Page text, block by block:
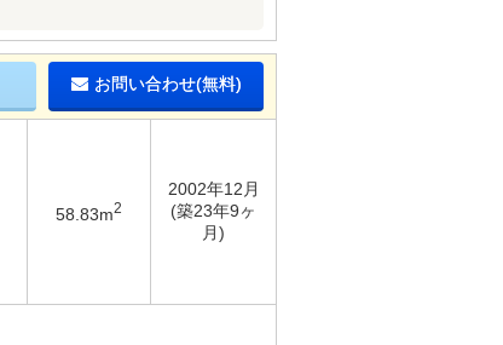
お問い合わせ(無料)
58.83m2
2002年12月
(築23年9ヶ
月)